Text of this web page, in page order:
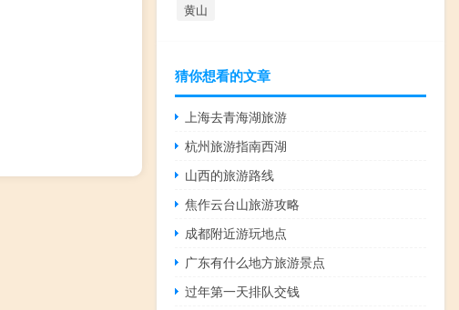
黄山
猜你想看的文章
上海去青海湖旅游
杭州旅游指南西湖
山西的旅游路线
焦作云台山旅游攻略
成都附近游玩地点
广东有什么地方旅游景点
过年第一天排队交钱